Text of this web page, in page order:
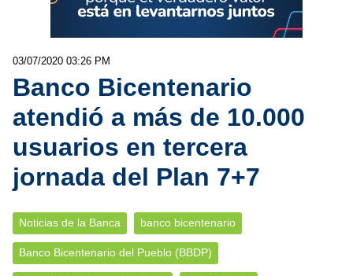
03/07/2020 03:26 PM
Banco Bicentenario
atendió a más de 10.000
usuarios en tercera
jornada del Plan 7+7
Noticias de la Banca banco bicentenario
Banco Bicentenario del Pueblo (BBDP)